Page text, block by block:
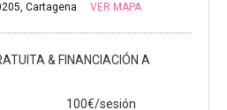
Cartagena VER MAPA
& FINANCIACIÓN A
100€/sesión